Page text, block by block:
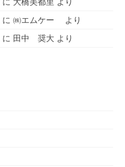
に ㈱エムケー
より
に 田中 奨大 より